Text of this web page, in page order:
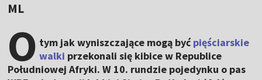
ML
O tym jak wyniszczające mogą byćpięściarskie
walki przekonali się kibice w Republice
Południowej Afryki. W 10. rundzie pojedynku o pas